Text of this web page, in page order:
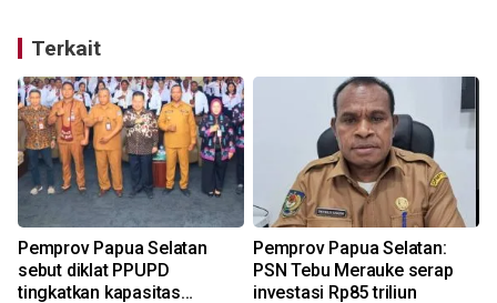
Terkait
Pemprov Papua Selatan
sebut diklat PPUPD
tingkatkan kapasitas
Pemprov Papua Selatan:
PSN Tebu Merauke serap
investasi Rp85 triliun